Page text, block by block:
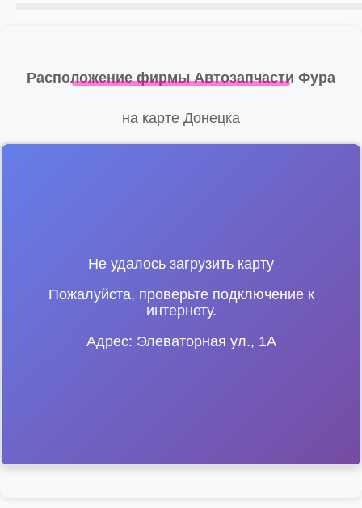
Расположение фирмы Автозапчасти Фура
на карте Донецка
Не удалось загрузить карту
Пожалуйста, проверьте подключение к
интернету.
Адрес: Элеваторная ул., 1А